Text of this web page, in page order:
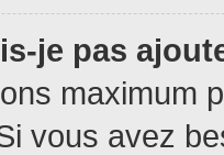
je pas
maximum
vous avez